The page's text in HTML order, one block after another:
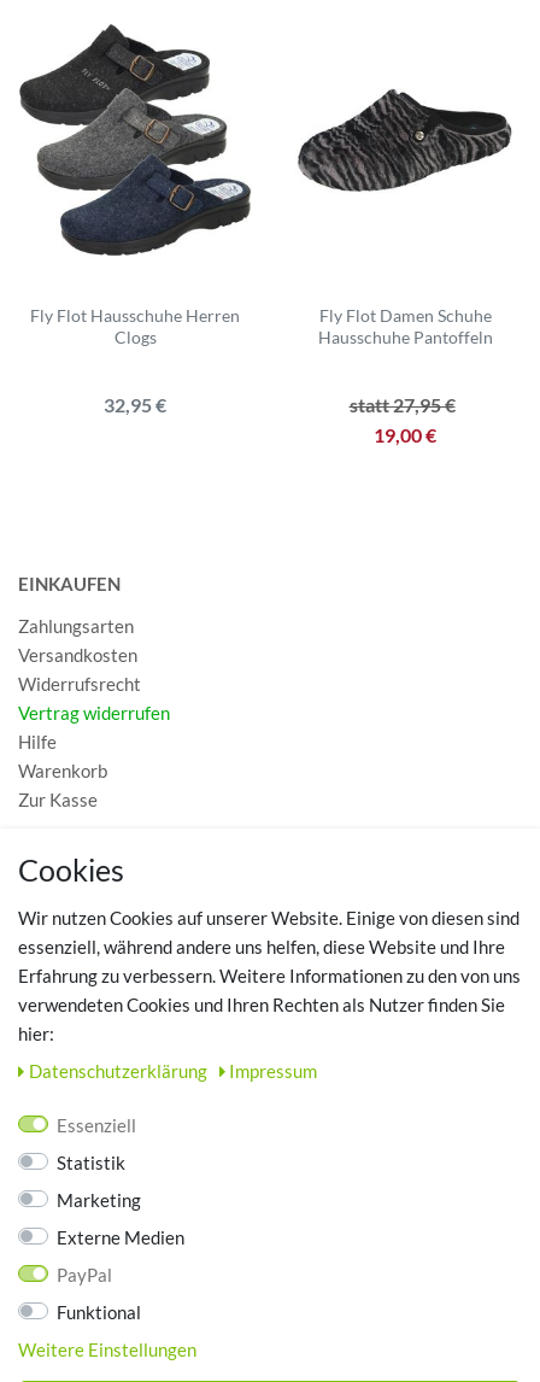
Fly Flot Hausschuhe Herren
Clogs
32,95 €
Fly Flot Damen Schuhe
Hausschuhe Pantoffeln
statt 27,95 €
19,00 €
EINKAUFEN
Zahlungsarten
Versandkosten
Widerrufsrecht
Vertrag widerrufen
Hilfe
Warenkorb
Zur Kasse
MEIN KONTO
Login
TOP SCHUHTHEMEN
Hausschuhe - Bequeme Schuhe für zuhause
Datenschutz
AGB
Impressum
ZAHLUNGSARTEN
Cookies
Wir nutzen Cookies auf unserer Website. Einige von diesen sind
essenziell, während andere uns helfen, diese Website und Ihre
Erfahrung zu verbessern. Weitere Informationen zu den von uns
verwendeten Cookies und Ihren Rechten als Nutzer finden Sie
hier:
Daten­schutz­erklärung
Impressum
Essenziell
Statistik
Marketing
Externe Medien
PayPal
Funktional
Weitere Einstellungen